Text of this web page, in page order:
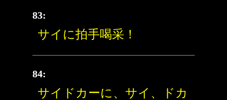
83:
サイに拍手喝采！
84:
サイドカーに、サイ、ドカ